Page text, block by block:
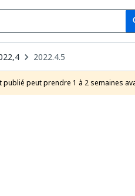
2022.4.5
peut prendre 1 à 2 semaines